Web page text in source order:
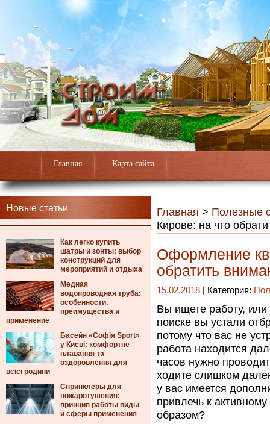
Главная Карта сайта
Новые статьи
Как легко купить
шатры и зонты: выбор
конструкций для
мероприятий и отдыха
Медная
водопроводная труба:
особенности,
преимущества и
применение
Басейн «Софія Sport»
у Києві: комфортне
плавання та
оздоровлення для
всієї родини
Спринклеры для
пожаротушения:
принцип работы виды
и сферы применения
Главная > Полезные
Кирове: на что
Оформление
обратить
15.02.2018 | Категория:
Вы ищете работу, или
поиске вы устали
потому что вас не
работа находится
часов нужно
ходите слишком
у вас имеется
привлечь к
образом?